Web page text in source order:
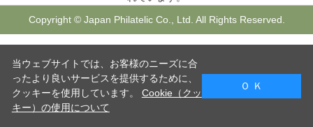
Copyright © Japan Philatelic Co., Ltd. All Rights Reserved.
当ウェブサイトでは、お客様のニーズに合
ったより良いサービスを提供するために、
クッキーを使用しています。 Cookie（クッ
キー）の使用について
Ｏ Ｋ